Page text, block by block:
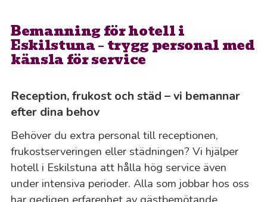
Bemanning för hotell i
Eskilstuna – trygg personal med
känsla för service
Reception, frukost och städ – vi bemannar
efter dina behov
Behöver du extra personal till receptionen,
frukostserveringen eller städningen? Vi hjälper
hotell i Eskilstuna att hålla hög service även
under intensiva perioder. Alla som jobbar hos oss
har gedigen erfarenhet av gästbemötande,